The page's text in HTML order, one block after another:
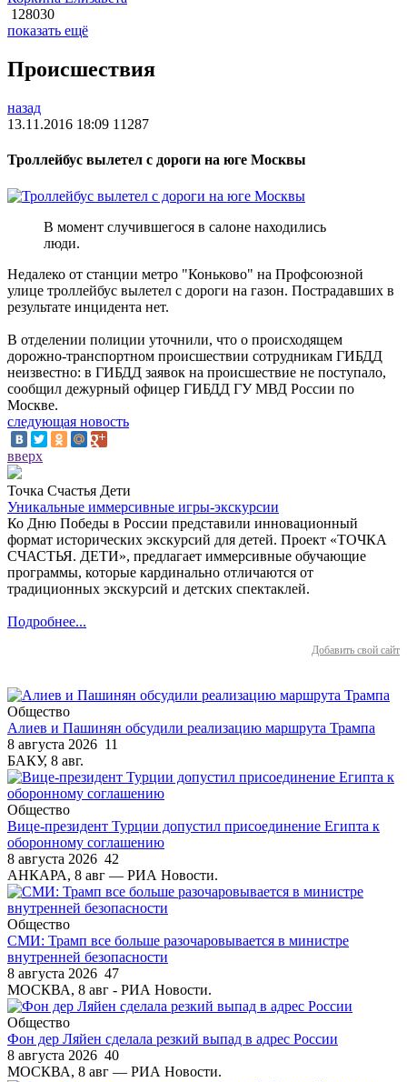
128030
показать ещё
Происшествия
назад
13.11.2016 18:09 11287
Троллейбус вылетел с дороги на юге Москвы
В момент случившегося в салоне находились
люди.
Недалеко от станции метро "Коньково" на Профсоюзной
улице троллейбус вылетел с дороги на газон. Пострадавших в
результате инцидента нет.
В отделении полиции уточнили, что о происходящем
дорожно-транспортном происшествии сотрудникам ГИБДД
неизвестно: в ГИБДД заявок на происшествие не поступало,
сообщил дежурный офицер ГИБДД ГУ МВД России по
Москве.
следующая новость
вверх
Точка Счастья Дети
Уникальные иммерсивные игры-экскурсии
Ко Дню Победы в России представили инновационный
формат исторических экскурсий для детей. Проект «ТОЧКА
СЧАСТЬЯ. ДЕТИ», предлагает иммерсивные обучающие
программы, которые кардинально отличаются от
традиционных экскурсий и детских спектаклей.
Подробнее...
Добавить свой сайт
Общество
Алиев и Пашинян обсудили реализацию маршрута Трампа
8 августа 2026 11
БАКУ, 8 авг.
Общество
Вице-президент Турции допустил присоединение Египта к
оборонному соглашению
8 августа 2026 42
АНКАРА, 8 авг — РИА Новости.
Общество
СМИ: Трамп все больше разочаровывается в министре
внутренней безопасности
8 августа 2026 47
МОСКВА, 8 авг - РИА Новости.
Общество
Фон дер Ляйен сделала резкий выпад в адрес России
8 августа 2026 40
МОСКВА, 8 авг — РИА Новости.